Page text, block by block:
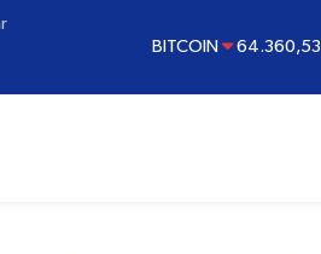
BITCOIN 64.360,53
DOLAR